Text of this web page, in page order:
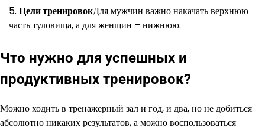
Цели тренировокДля мужчин важно накачать верхнюю
часть туловища, а для женщин – нижнюю.
Что нужно для успешных и
продуктивных тренировок?
Можно ходить в тренажерный зал и год, и два, но не добиться
абсолютно никаких результатов, а можно воспользоваться